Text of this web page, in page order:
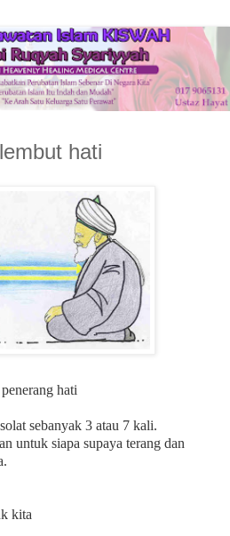
hati
hati
sebanyak 3 atau 7 kali.
untuk siapa supaya terang dan
kita